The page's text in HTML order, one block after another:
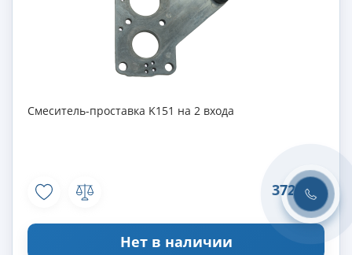
Смеситель-проставка K151 на 2 входа
372 грн
Нет в наличии